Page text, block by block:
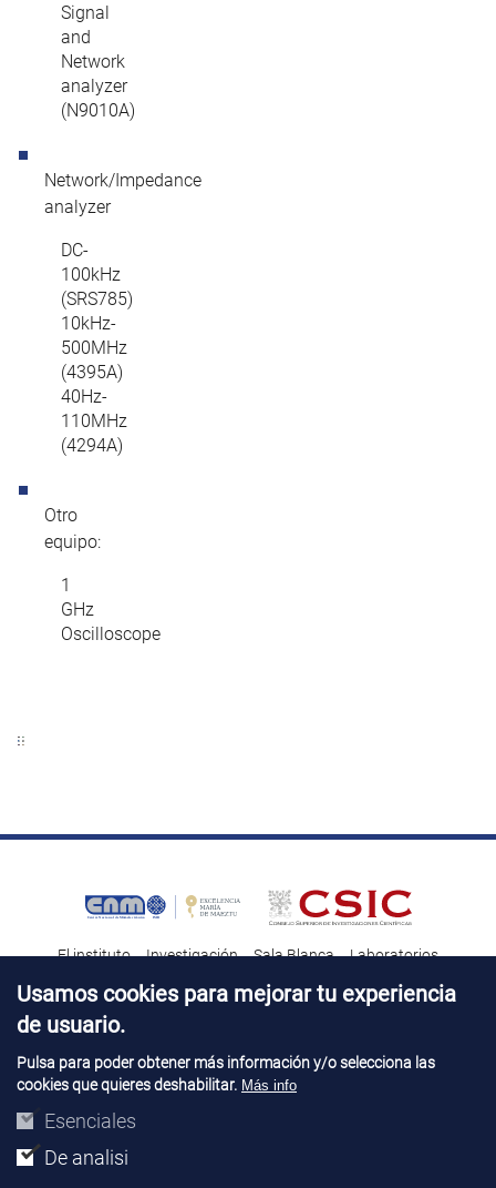
Signal
and
Network
analyzer
(N9010A)
Network/Impedance
analyzer
DC-
100kHz
(SRS785)
10kHz-
500MHz
(4395A)
40Hz-
110MHz
(4294A)
Otro
equipo:
1
GHz
Oscilloscope
El instituto Investigación Sala Blanca
Laboratorios
Transferencia tecnológica
Noticias & Divulgación Destacados
Contacto Talento
Aviso Legal Perfil del contatante © Copyright 2026. IMB-CNM
Usamos cookies para mejorar tu experiencia
de usuario.
Pulsa para poder obtener más información y/o selecciona las
cookies que quieres deshabilitar. Más info
Esenciales
De analisi